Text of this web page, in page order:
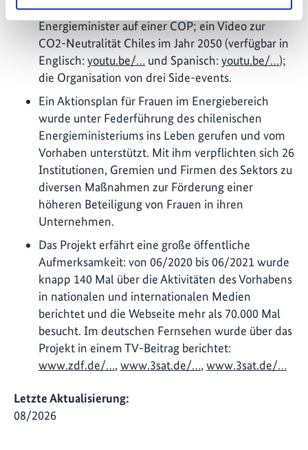
Konzeption und Umsetzung des ersten Tages der
Energieminister auf einer COP; ein Video zur
CO2-Neutralität Chiles im Jahr 2050 (verfügbar in
Englisch:youtu.be/… und Spanisch:youtu.be/…);
die Organisation von drei Side-events.
Ein Aktionsplan für Frauen im Energiebereich
wurde unter Federführung des chilenischen
Energieministeriums ins Leben gerufen und vom
Vorhaben unterstützt. Mit ihm verpflichten sich 26
Institutionen, Gremien und Firmen des Sektors zu
diversen Maßnahmen zur Förderung einer
höheren Beteiligung von Frauen in ihren
Unternehmen.
Das Projekt erfährt eine große öffentliche
Aufmerksamkeit: von 06/2020 bis 06/2021 wurde
knapp 140 Mal über die Aktivitäten des Vorhabens
in nationalen und internationalen Medien
berichtet und die Webseite mehr als 70.000 Mal
besucht. Im deutschen Fernsehen wurde über das
Projekt in einem TV-Beitrag berichtet:
www.zdf.de/…, www.3sat.de/…, www.3sat.de/…
Letzte Aktualisierung:
08/2026